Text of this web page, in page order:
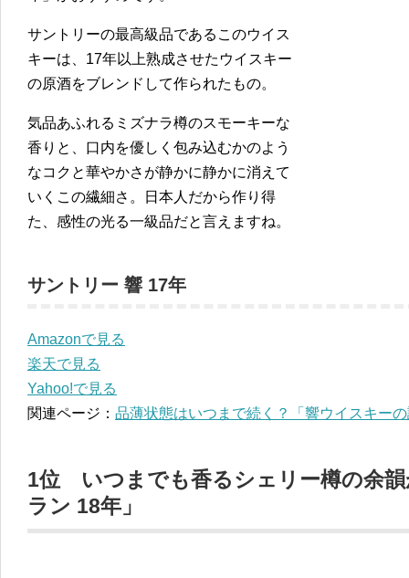
サントリーの最高級品であるこのウイス
キーは、17年以上熟成させたウイスキー
の原酒をブレンドして作られたもの。
気品あふれるミズナラ樽のスモーキーな
香りと、口内を優しく包み込むかのよう
なコクと華やかさが静かに静かに消えて
いくこの繊細さ。日本人だから作り得
た、感性の光る一級品だと言えますね。
サントリー 響 17年
Amazonで見る
楽天で見る
Yahoo!で見る
関連ページ： 品薄状態はいつまで続く？「響ウイスキー
1位 いつまでも香るシェリー樽の余
ラン 18年」